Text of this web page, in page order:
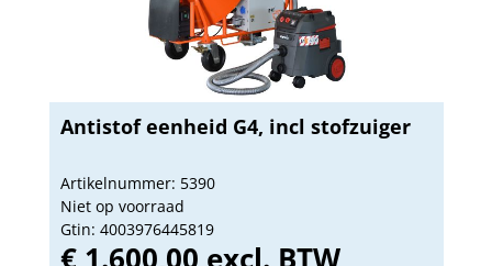
Antistof eenheid G4, incl stofzuiger
Artikelnummer: 5390
Niet op voorraad
Gtin: 4003976445819